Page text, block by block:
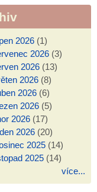
2026(1)
2026(3)
2026(13)
2026(8)
2026(6)
2026(5)
2026(17)
2026(20)
2025(14)
2025(14)
více...